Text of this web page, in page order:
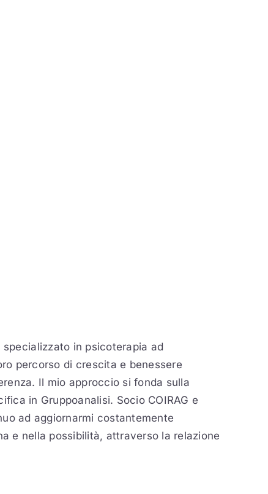
specializzato in psicoterapia ad
percorso di crescita e benessere
Il mio approccio si fonda sulla
in Gruppoanalisi. Socio COIRAG e
ad aggiornarmi costantemente
e nella possibilità, attraverso la relazione